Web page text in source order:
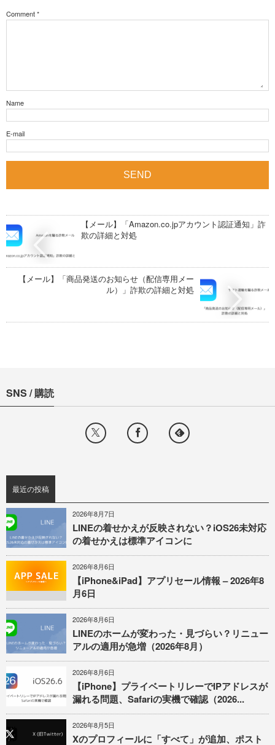
Comment*
Name
E-mail
【メール】「Amazon.co.jpアカウント認証通知」詐
欺の詳細と対処
【メール】「商品発送のお知らせ（配信専用メー
ル）」詐欺の詳細と対処
SNS / 購読
最近の投稿
2026年8月7日
LINEの着せかえが反映されない？iOS26未対応
の着せかえは標準アイコンに
2026年8月6日
【iPhone&iPad】アプリセール情報 – 2026年8
月6日
2026年8月6日
LINEのホームが変わった・見づらい？リニュー
アルの適用が急増（2026年8月）
2026年8月6日
【iPhone】プライベートリレーでIPアドレスが
漏れる問題、Safariの実機で確認（2026...
2026年8月5日
Xのプロフィールに「すべて」が追加、ポスト